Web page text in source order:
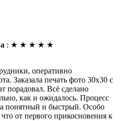
: ★ ★ ★ ★ ★
оперативно
Заказала печать фото 30х30 с
порадовал. Всё сделано
как и ожидалось. Процесс
понятный и быстрый. Особо
что от первого прикосновения к